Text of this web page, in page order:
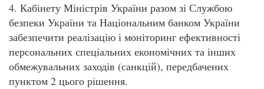
4. Кабінету Міністрів України разом зі Службою
безпеки України та Національним банком України
забезпечити реалізацію і моніторинг ефективності
персональних спеціальних економічних та інших
обмежувальних заходів (санкцій), передбачених
пунктом 2 цього рішення.